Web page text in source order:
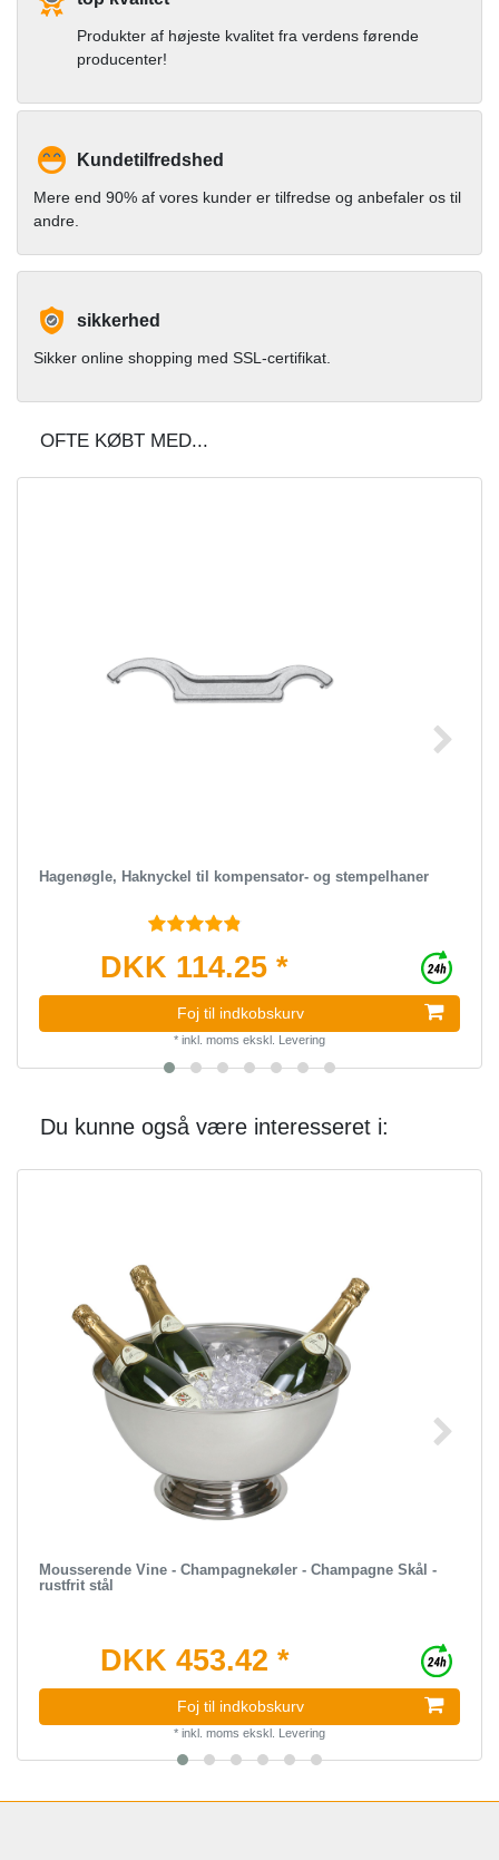
Produkter af højeste kvalitet fra verdens førende
producenter!
Kundetilfredshed
Mere end 90% af vores kunder er tilfredse og anbefaler os til
andre.
sikkerhed
Sikker online shopping med SSL-certifikat.
OFTE KØBT MED...
Hagenøgle, Haknyckel til kompensator- og stempelhaner
DKK 114.25 *
Foj til indkobskurv
* inkl. moms ekskl. Levering
Du kunne også være interesseret i:
Mousserende Vine - Champagnekøler - Champagne Skål -
rustfrit stål
DKK 453.42 *
Foj til indkobskurv
* inkl. moms ekskl. Levering